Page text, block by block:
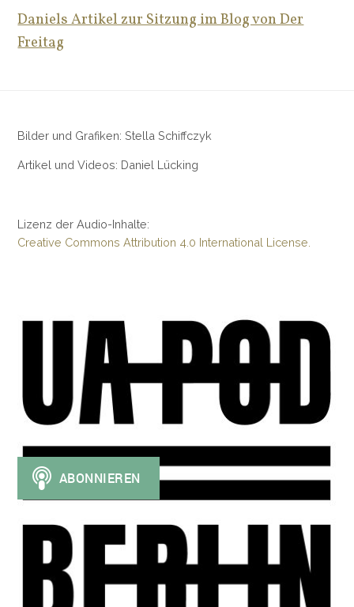
Daniels Artikel zur Sitzung im Blog von Der
Freitag
Bilder und Grafiken: Stella Schiffczyk
Artikel und Videos: Daniel Lücking
Lizenz der Audio-Inhalte:
Creative Commons Attribution 4.0 International License.